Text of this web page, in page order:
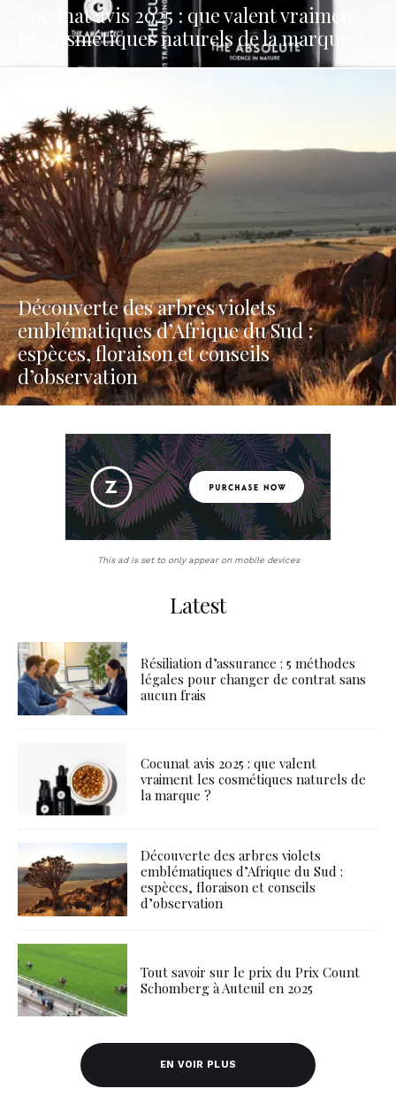
Cocunat avis 2025 : que valent vraiment
les cosmétiques naturels de la marque ?
Découverte des arbres violets
emblématiques d’Afrique du Sud :
espèces, floraison et conseils
d’observation
This ad is set to only appear on mobile devices
Latest
Résiliation d’assurance : 5 méthodes
légales pour changer de contrat sans
aucun frais
Cocunat avis 2025 : que valent
vraiment les cosmétiques naturels de
la marque ?
Découverte des arbres violets
emblématiques d’Afrique du Sud :
espèces, floraison et conseils
d’observation
Tout savoir sur le prix du Prix Count
Schomberg à Auteuil en 2025
EN VOIR PLUS